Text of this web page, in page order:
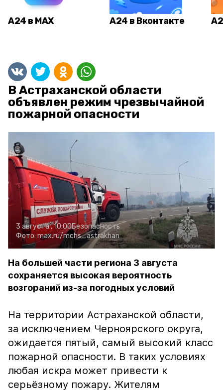
А24 в MAX А24 в Вконтакте
В Астраханской области
объявлен режим чрезвычайной
пожарной опасности
3 августа , 10:00Безопасность
Фото: max.ru/mchs_astrakhan
На большей части региона 3 августа
сохраняется высокая вероятность
возгораний из-за погодных условий
На территории Астраханской области,
за исключением Черноярского округа,
ожидается пятый, самый высокий класс
пожарной опасности. В таких условиях
любая искра может привести к
серьёзному пожару. Жителям